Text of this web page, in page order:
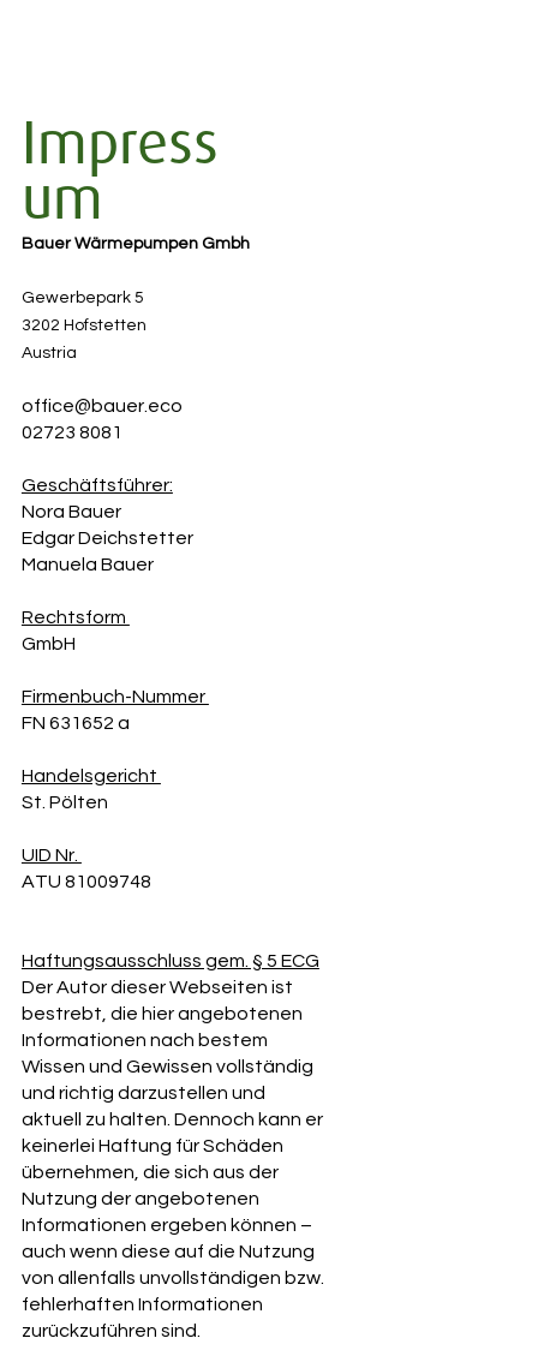
Impress
um
Bauer Wärmepumpen Gmbh
Gewerbepark 5
3202 Hofstetten
Austria
office@bauer.eco
02723 8081
Geschäftsführer:
Nora Bauer
Edgar Deichstetter
Manuela Bauer
Rechtsform
GmbH
Firmenbuch-Nummer
FN 631652 a
Handelsgericht
St. Pölten
UID Nr.
ATU 81009748
Haftungsausschluss gem. § 5 ECG
Der Autor dieser Webseiten ist
bestrebt, die hier angebotenen
Informationen nach bestem
Wissen und Gewissen vollständig
und richtig darzustellen und
aktuell zu halten. Dennoch kann er
keinerlei Haftung für Schäden
übernehmen, die sich aus der
Nutzung der angebotenen
Informationen ergeben können –
auch wenn diese auf die Nutzung
von allenfalls unvollständigen bzw.
fehlerhaften Informationen
zurückzuführen sind.